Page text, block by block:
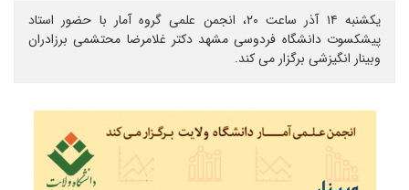
یکشنبه ۱۴ آذر ساعت ۲۰، انجمن علمی گروه آمار با حضور استاد
پیشکسوت دانشگاه فردوسی مشهد دکتر غلامرضا محتشمی برزادران
وبینار انگیزشی برگزار می کند.